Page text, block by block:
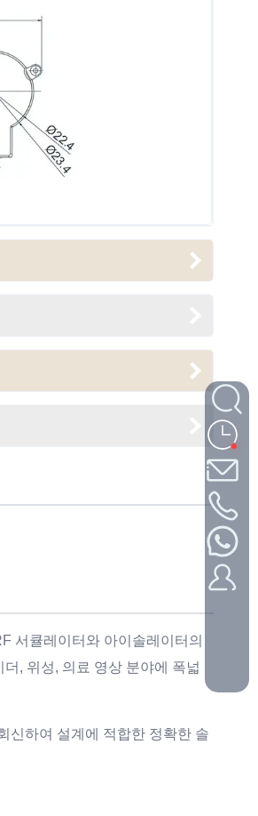
서큘레이터와 아이솔레이터의
, 위성, 의료 영상 분야에 폭넓
신하여 설계에 적합한 정확한 솔